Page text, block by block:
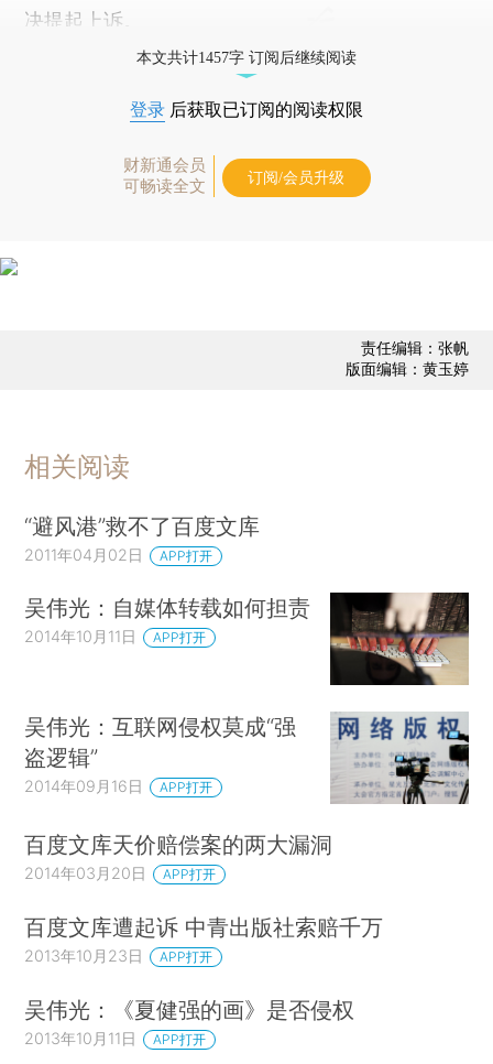
决提起上诉。
本文共计1457字 订阅后继续阅读
登录 后获取已订阅的阅读权限
财新通会员
可畅读全文
订阅/会员升级
责任编辑：张帆
版面编辑：黄玉婷
相关阅读
“避风港”救不了百度文库
2011年04月02日 APP打开
吴伟光：自媒体转载如何担责
2014年10月11日 APP打开
吴伟光：互联网侵权莫成“强
盗逻辑”
2014年09月16日 APP打开
百度文库天价赔偿案的两大漏洞
2014年03月20日 APP打开
百度文库遭起诉 中青出版社索赔千万
2013年10月23日 APP打开
吴伟光：《夏健强的画》是否侵权
2013年10月11日 APP打开